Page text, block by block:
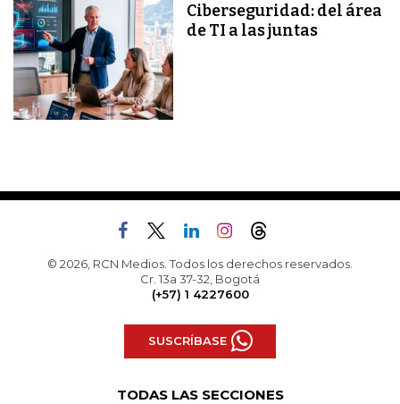
Ciberseguridad: del área
de TI a las juntas
© 2026, RCN Medios. Todos los derechos reservados.
Cr. 13a 37-32, Bogotá
(+57) 1 4227600
SUSCRÍBASE
TODAS LAS SECCIONES